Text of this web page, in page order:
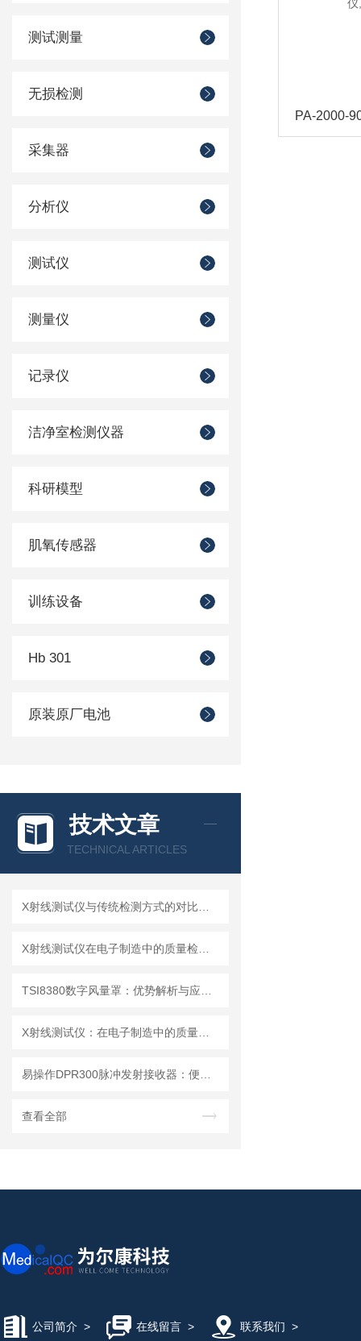
测试测量
无损检测
采集器
分析仪
测试仪
测量仪
记录仪
洁净室检测仪器
科研模型
肌氧传感器
训练设备
Hb 301
原装原厂电池
技术文章
TECHNICAL ARTICLES
查看全部
公司简介 > 在线留言> 联系我们 >